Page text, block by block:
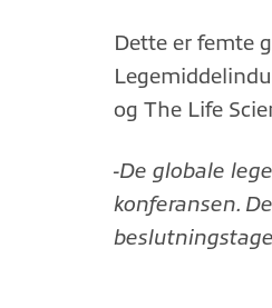
Dette er femte
og The Life
-De globale
konferansen.